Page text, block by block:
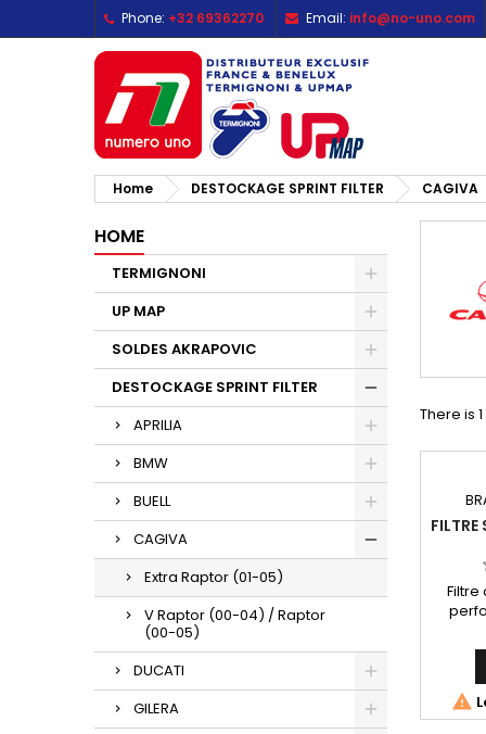
Phone: +32 69362270 Email: info@no-uno.com
Home DESTOCKAGE SPRINT FILTER CAGIVA
HOME
TERMIGNONI
UP MAP
SOLDES AKRAPOVIC
DESTOCKAGE SPRINT FILTER
APRILIA
BMW
BUELL
CAGIVA
Extra Raptor (01-05)
V Raptor (00-04) / Raptor
(00-05)
DUCATI
GILERA
There is
Filtre
